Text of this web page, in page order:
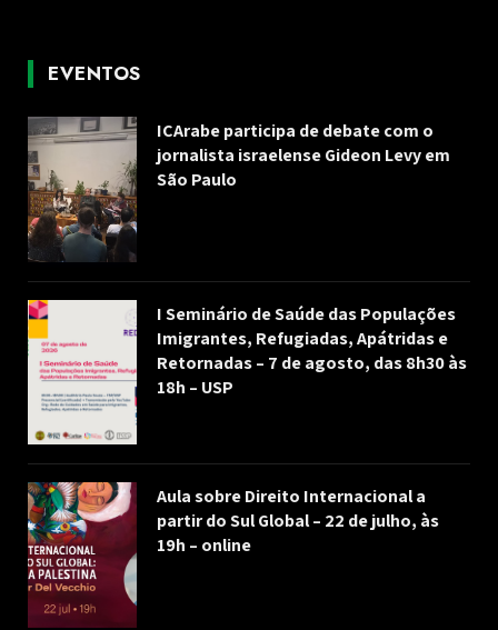
EVENTOS
ICArabe participa de debate com o
jornalista israelense Gideon Levy em
São Paulo
I Seminário de Saúde das Populações
Imigrantes, Refugiadas, Apátridas e
Retornadas – 7 de agosto, das 8h30 às
18h – USP
Aula sobre Direito Internacional a
partir do Sul Global – 22 de julho, às
19h – online